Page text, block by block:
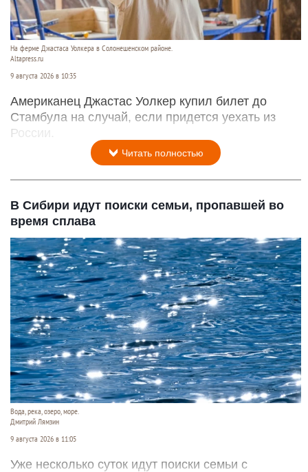
На ферме Джастаса Уолкера в Солонешенском районе.
Altapress.ru
9 августа 2026 в 10:35
Американец Джастас Уолкер купил билет до
Стамбула на случай, если придется уехать из
России.
Читать полностью
В Сибири идут поиски семьи, пропавшей во
время сплава
Вода, река, озеро, море.
Дмитрий Лямзин
9 августа 2026 в 11:05
Уже несколько суток идут поиски семьи с